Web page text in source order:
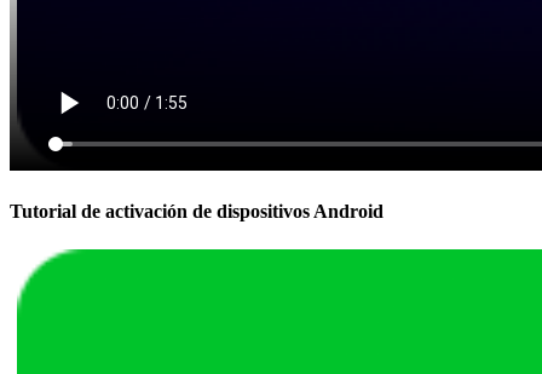
Tutorial de activación de dispositivos Android